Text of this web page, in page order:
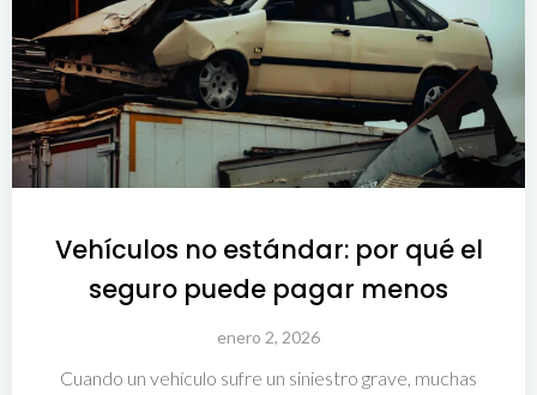
Vehículos no estándar: por qué el
seguro puede pagar menos
enero 2, 2026
Cuando un vehículo sufre un siniestro grave, muchas